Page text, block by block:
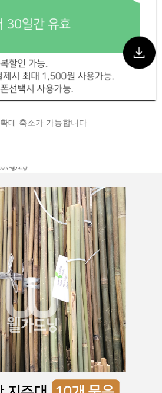
확대 축소가 가능합니다.